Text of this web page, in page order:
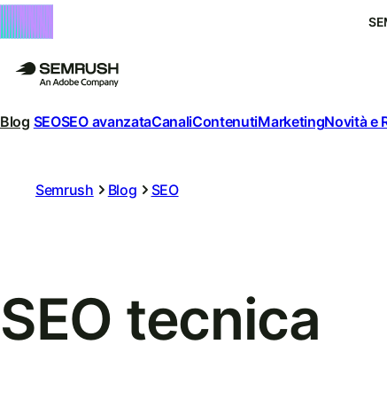
Blog SEOSEO avanzataCanaliContenutiMarketingNovità e
Semrush Blog SEO
SEO tecnica